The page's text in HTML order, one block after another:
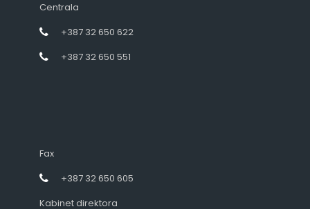
Centrala
+387 32 650 622
+387 32 650 551
Fax
+387 32 650 605
Kabinet direktora